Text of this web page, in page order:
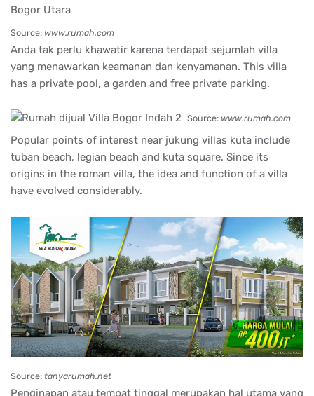
Source: www.rumah.com
Anda tak perlu khawatir karena terdapat sejumlah villa
yang menawarkan keamanan dan kenyamanan. This villa
has a private pool, a garden and free private parking.
Source: www.rumah.com
Popular points of interest near jukung villas kuta include
tuban beach, legian beach and kuta square. Since its
origins in the roman villa, the idea and function of a villa
have evolved considerably.
Source: tanyarumah.net
Penginapan atau tempat tinggal merupakan hal utama yang